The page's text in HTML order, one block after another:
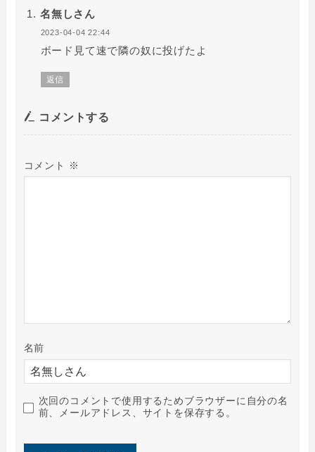
名無しさん
2023-04-04 22:44
ボード見て速で隣の奴に投げたよ
返信
コメントする
コメント ※
名前
次回のコメントで使用するためブラウザーに自分の名
前、メールアドレス、サイトを保存する。